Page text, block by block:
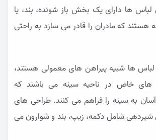
ها دارای یک بخش باز شونده، بند، یا
هستند که مادران را قادر می سازد به راحتی
ها شبیه پیراهن های معمولی هستند،
های خاص در ناحیه سینه می باشند که
به سینه را فراهم می کنند. طراحی های
شیردهیشامل دکمه، زیپ، بند و شوارون می